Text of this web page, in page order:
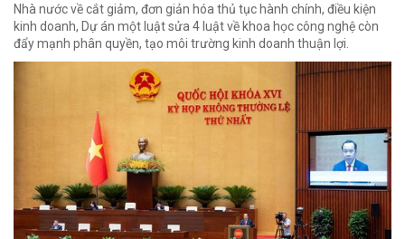
Nhà nước về cắt giảm, đơn giản hóa thủ tục hành chính, điều kiện
kinh doanh, Dự án một luật sửa 4 luật về khoa học công nghệ còn
đẩy mạnh phân quyền, tạo môi trường kinh doanh thuận lợi.